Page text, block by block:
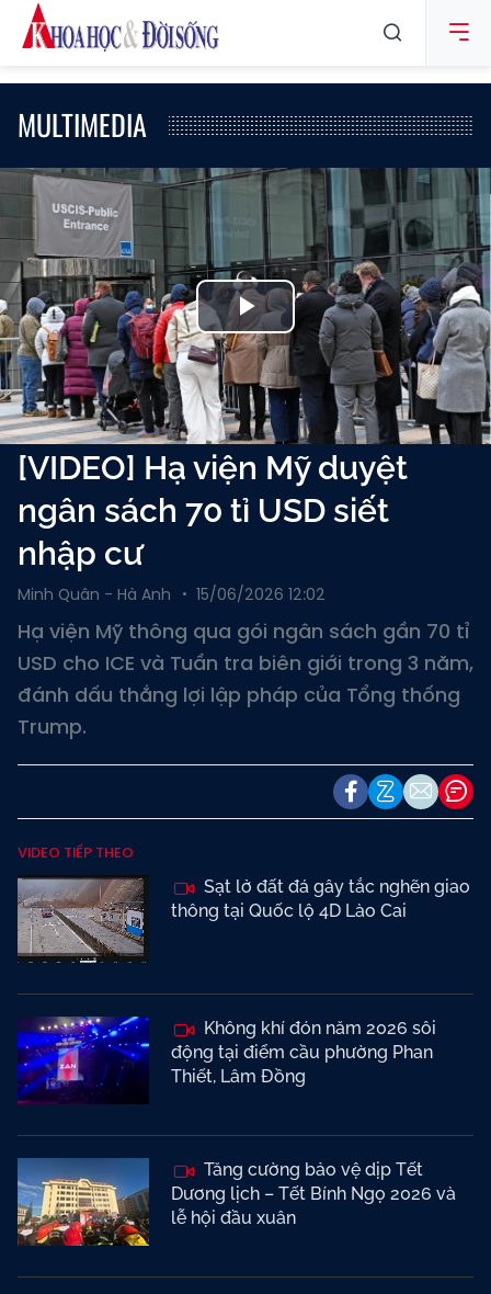
MULTIMEDIA
Play
Video
[VIDEO] Hạ viện Mỹ duyệt
ngân sách 70 tỉ USD siết
nhập cư
Minh Quân - Hà Anh 15/06/2026 12:02
Hạ viện Mỹ thông qua gói ngân sách gần 70 tỉ
USD cho ICE và Tuần tra biên giới trong 3 năm,
đánh dấu thắng lợi lập pháp của Tổng thống
Trump.
VIDEO TIẾP THEO
Sạt lở đất đá gây tắc nghẽn giao
thông tại Quốc lộ 4D Lào Cai
Không khí đón năm 2026 sôi
động tại điểm cầu phường Phan
Thiết, Lâm Đồng
Tăng cường bảo vệ dịp Tết
Dương lịch – Tết Bính Ngọ 2026 và
lễ hội đầu xuân